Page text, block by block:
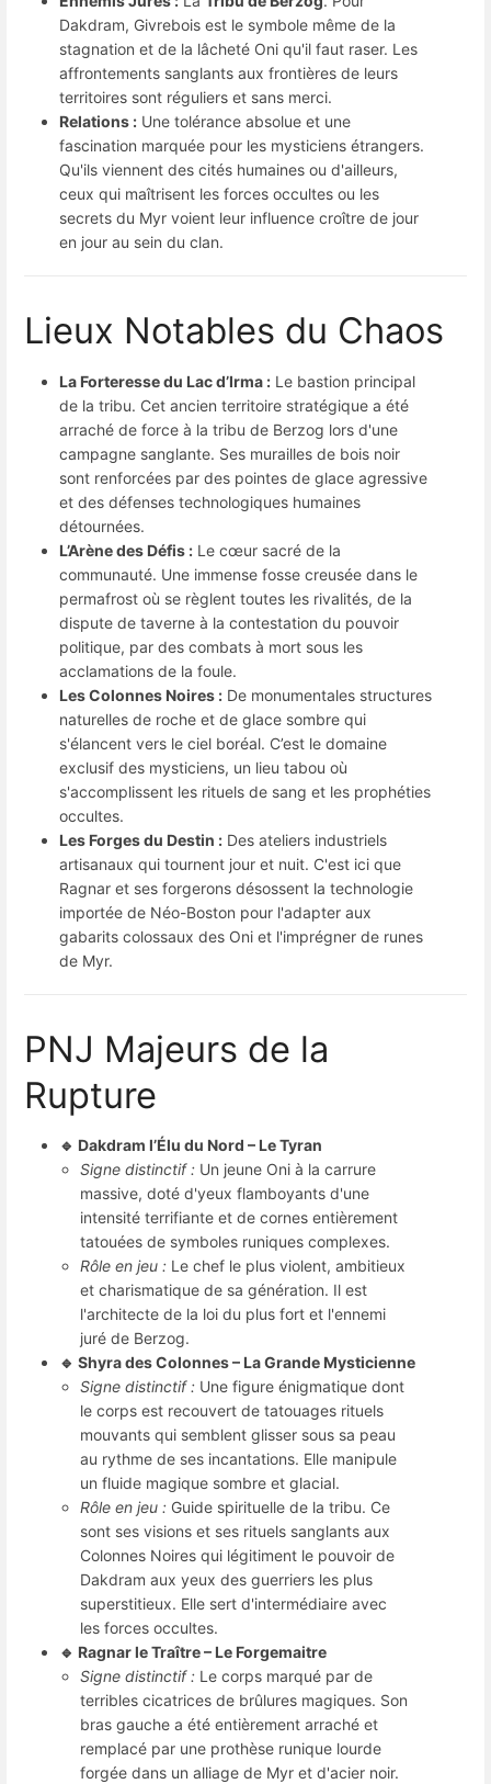
Dakdram, Givrebois est le symbole même de la
stagnation et de la lâcheté Oni qu'il faut raser. Les
affrontements sanglants aux frontières de leurs
territoires sont réguliers et sans merci.
Relations : Une tolérance absolue et une
fascination marquée pour les mysticiens étrangers.
Qu'ils viennent des cités humaines ou d'ailleurs,
ceux qui maîtrisent les forces occultes ou les
secrets du Myr voient leur influence croître de jour
en jour au sein du clan.
Lieux Notables du Chaos
La Forteresse du Lac d’Irma : Le bastion principal
de la tribu. Cet ancien territoire stratégique a été
arraché de force à la tribu de Berzog lors d'une
campagne sanglante. Ses murailles de bois noir
sont renforcées par des pointes de glace agressive
et des défenses technologiques humaines
détournées.
L’Arène des Défis : Le cœur sacré de la
communauté. Une immense fosse creusée dans le
permafrost où se règlent toutes les rivalités, de la
dispute de taverne à la contestation du pouvoir
politique, par des combats à mort sous les
acclamations de la foule.
Les Colonnes Noires : De monumentales structures
naturelles de roche et de glace sombre qui
s'élancent vers le ciel boréal. C’est le domaine
exclusif des mysticiens, un lieu tabou où
s'accomplissent les rituels de sang et les prophéties
occultes.
Les Forges du Destin : Des ateliers industriels
artisanaux qui tournent jour et nuit. C'est ici que
Ragnar et ses forgerons désossent la technologie
importée de Néo-Boston pour l'adapter aux
gabarits colossaux des Oni et l'imprégner de runes
de Myr.
PNJ Majeurs de la
Rupture
🔹 Dakdram l’Élu du Nord – Le Tyran
Signe distinctif : Un jeune Oni à la carrure
massive, doté d'yeux flamboyants d'une
intensité terrifiante et de cornes entièrement
tatouées de symboles runiques complexes.
Rôle en jeu : Le chef le plus violent, ambitieux
et charismatique de sa génération. Il est
l'architecte de la loi du plus fort et l'ennemi
juré de Berzog.
🔹 Shyra des Colonnes – La Grande Mysticienne
Signe distinctif : Une figure énigmatique dont
le corps est recouvert de tatouages rituels
mouvants qui semblent glisser sous sa peau
au rythme de ses incantations. Elle manipule
un fluide magique sombre et glacial.
Rôle en jeu : Guide spirituelle de la tribu. Ce
sont ses visions et ses rituels sanglants aux
Colonnes Noires qui légitiment le pouvoir de
Dakdram aux yeux des guerriers les plus
superstitieux. Elle sert d'intermédiaire avec
les forces occultes.
🔹 Ragnar le Traître – Le Forgemaitre
Signe distinctif : Le corps marqué par de
terribles cicatrices de brûlures magiques. Son
bras gauche a été entièrement arraché et
remplacé par une prothèse runique lourde
forgée dans un alliage de Myr et d'acier noir.